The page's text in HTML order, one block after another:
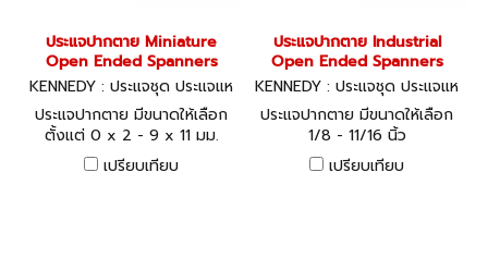
ประแจปากตาย Miniature
Open Ended Spanners
KENNEDY : ประแจชุด ประแจแห
วน-ปากตาย
ประแจปากตาย มีขนาดให้เลือก
ตั้งแต่ 0 x 2 - 9 x 11 มม.
เปรียบเทียบ
ประแจปากตาย Industrial
Open Ended Spanners
KENNEDY : ประแจชุด ประแจแห
วน-ปากตาย
ประแจปากตาย มีขนาดให้เลือก
1/8 - 11/16 นิ้ว
เปรียบเทียบ